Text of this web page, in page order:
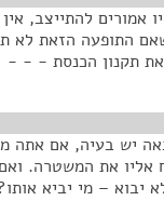
אמורים להתייצב,
התופעה הזאת לא
תקנון הכנסת - - -
יש בעיה, אם אתה
אליו את המשטרה.
יבוא – מי יביא